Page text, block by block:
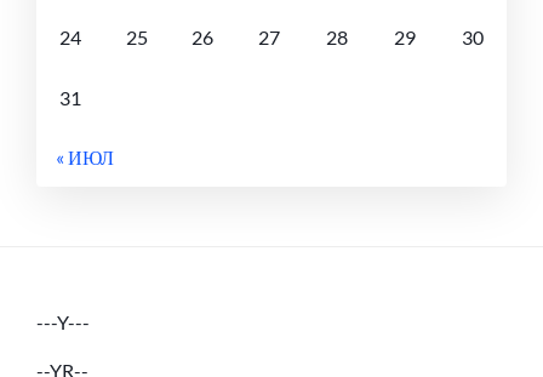
24 25 26 27 28 29 30
31
« ИЮЛ
---Y---
--YR--